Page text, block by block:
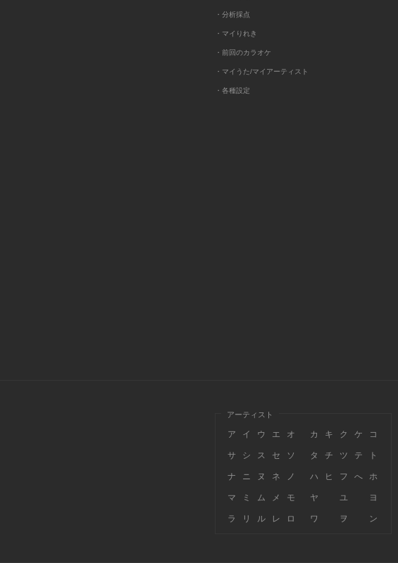
・分析採点
・マイりれき
・前回のカラオケ
・マイうた/マイアーティスト
・各種設定
アーティスト
ア イ ウ エ オ カ キ ク ケ コ
サ シ ス セ ソ タ チ ツ テ ト
ナ ニ ヌ ネ ノ ハ ヒ フ へ ホ
マ ミ ム メ モ ヤ ユ ヨ
ラ リ ル レ ロ ワ ヲ ン